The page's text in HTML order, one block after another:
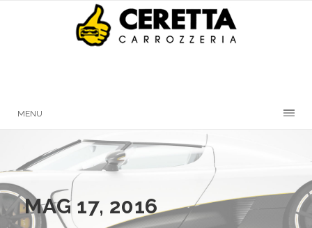
MENU
MAG 17, 2016